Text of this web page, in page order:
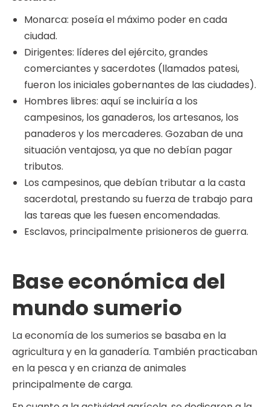
Monarca: poseía el máximo poder en cada
ciudad.
Dirigentes: líderes del ejército, grandes
comerciantes y sacerdotes (llamados patesi,
fueron los iniciales gobernantes de las ciudades).
Hombres libres: aquí se incluiría a los
campesinos, los ganaderos, los artesanos, los
panaderos y los mercaderes. Gozaban de una
situación ventajosa, ya que no debían pagar
tributos.
Los campesinos, que debían tributar a la casta
sacerdotal, prestando su fuerza de trabajo para
las tareas que les fuesen encomendadas.
Esclavos, principalmente prisioneros de guerra.
Base económica del
mundo sumerio
La economía de los sumerios se basaba en la
agricultura y en la ganadería. También practicaban
en la pesca y en crianza de animales
principalmente de carga.